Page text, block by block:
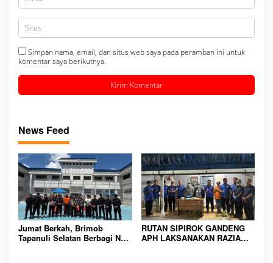
Simpan nama, email, dan situs web saya pada peramban ini untuk
komentar saya berikutnya.
News Feed
Jumat Berkah, Brimob
Tapanuli Selatan Berbagi Nasi
RUTAN SIPIROK GANDENG
APH LAKSANAKAN RAZIA